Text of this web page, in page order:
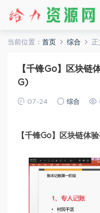
当前位置： 首页 综合 正
【千锋Go】区块链
G)
07-24 综合
【千锋Go】区块链体